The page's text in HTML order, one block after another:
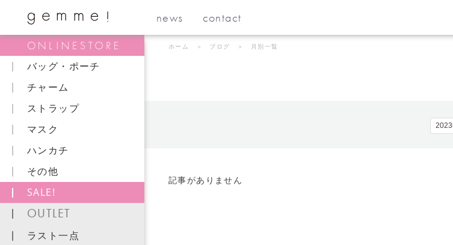
news contact
バッグ・ポーチ
チャーム
ストラップ
マスク
ハンカチ
その他
SALE!
OUTLET
ラスト一点
ホーム ＞ ブログ ＞ 月別一覧
記事がありません